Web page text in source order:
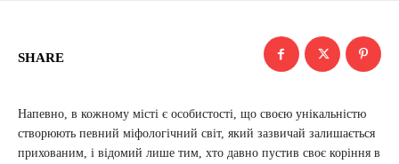
SHARE
Напевно, в кожному місті є особистості, що своєю унікальністю
створюють певний міфологічний світ, який зазвичай залишається
прихованим, і відомий лише тим, хто давно пустив своє коріння в